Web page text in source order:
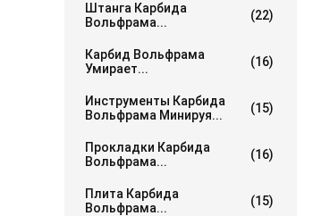
Штанга Карбида
Вольфрама...
(22)
Карбид Вольфрама
Умирает...
(16)
Инструменты Карбида
Вольфрама Минируя...
(15)
Прокладки Карбида
Вольфрама...
(16)
Плита Карбида
Вольфрама...
(15)